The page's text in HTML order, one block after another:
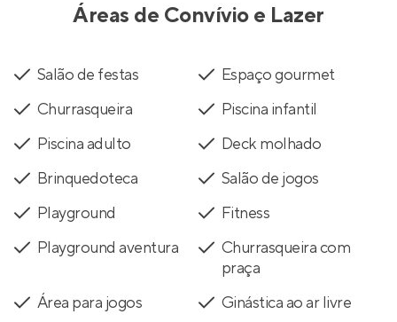
Áreas de Convívio e Lazer
Salão de festas
Espaço gourmet
Churrasqueira
Piscina infantil
Piscina adulto
Deck molhado
Brinquedoteca
Salão de jogos
Playground
Fitness
Playground aventura
Churrasqueira com
praça
Área para jogos
Ginástica ao ar livre